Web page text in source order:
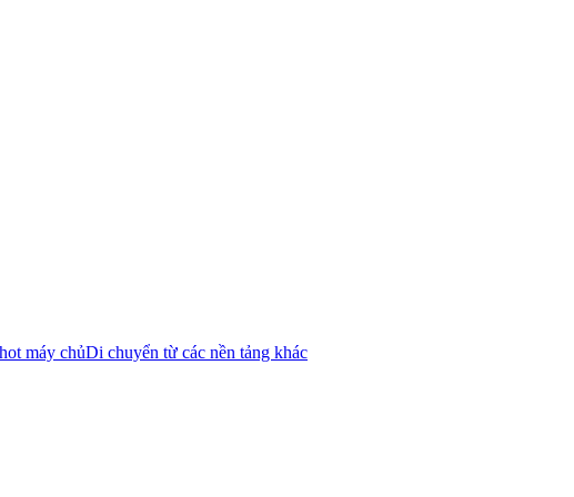
máy chủDi chuyển từ các nền tảng khác